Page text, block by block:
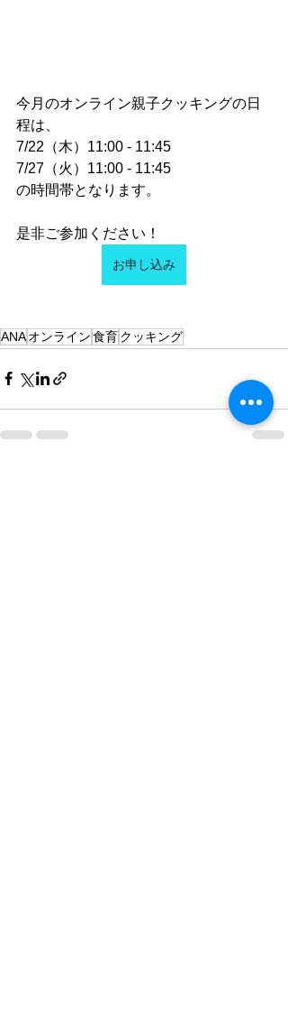
今月のオンライン親子クッキングの日
程は、
7/22（木）11:00 - 11:45
7/27（火）11:00 - 11:45
の時間帯となります。
是非ご参加ください！
お申し込み
ANAオンライン食育クッキング